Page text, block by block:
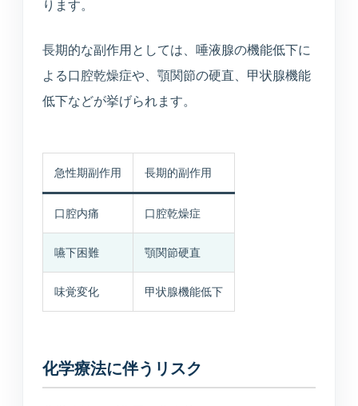
ります。
長期的な副作用としては、唾液腺の機能低下に
よる口腔乾燥症や、顎関節の硬直、甲状腺機能
低下などが挙げられます。
急性期副作用 長期的副作用
口腔内痛 口腔乾燥症
嚥下困難 顎関節硬直
味覚変化 甲状腺機能低下
化学療法に伴うリスク